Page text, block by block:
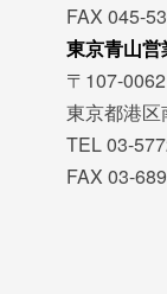
FAX 045-
東京青山営
〒107-0062
東京都港
TEL 03-
FAX 03-